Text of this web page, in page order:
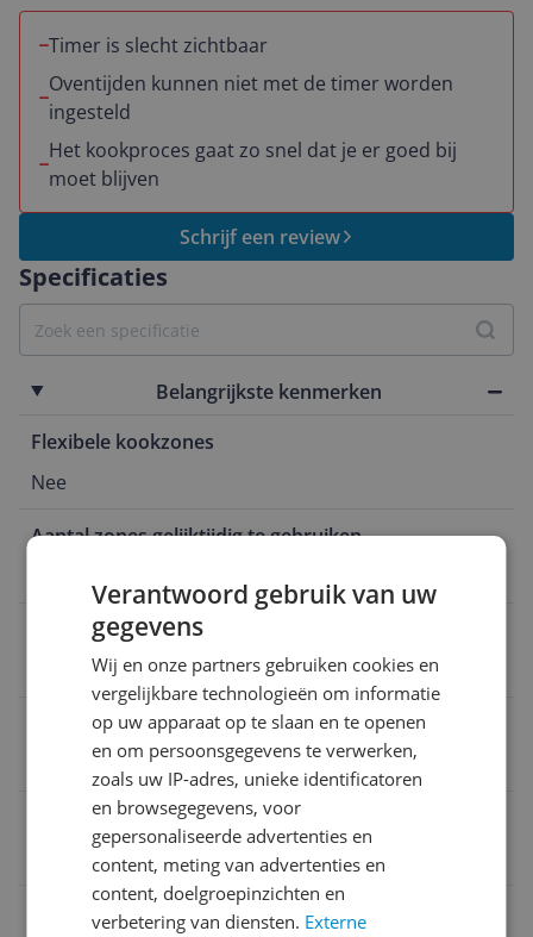
Specificaties
Belangrijkste kenmerken
Flexibele kookzones
Nee
Aantal zones gelijktijdig te gebruiken
Aantal fasen
2-fasen
Type verwarming
Inductie
Breedte
Timer is slecht zichtbaar
Oventijden kunnen niet met de timer worden
ingesteld
Het kookproces gaat zo snel dat je er goed bij
moet blijven
Schrijf een review
Verantwoord gebruik van uw
gegevens
Wij en onze partners gebruiken cookies en
vergelijkbare technologieën om informatie
op uw apparaat op te slaan en te openen
en om persoonsgegevens te verwerken,
zoals uw IP-adres, unieke identificatoren
en browsegegevens, voor
gepersonaliseerde advertenties en
content, meting van advertenties en
content, doelgroepinzichten en
verbetering van diensten. Externe